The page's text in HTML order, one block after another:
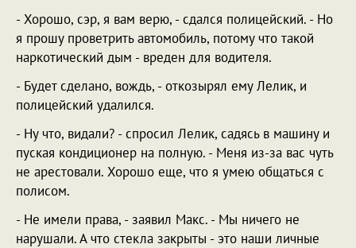
- Хорошо, сэр, я вам верю, - сдался полицейский. - Но
я прошу проветрить автомобиль, потому что такой
наркотический дым - вреден для водителя.
- Будет сделано, вождь, - откозырял ему Лелик, и
полицейский удалился.
- Ну что, видали? - спросил Лелик, садясь в машину и
пуская кондиционер на полную. - Меня из-за вас чуть
не арестовали. Хорошо еще, что я умею общаться с
полисом.
- Не имели права, - заявил Макс. - Мы ничего не
нарушали. А что стекла закрыты - это наши личные